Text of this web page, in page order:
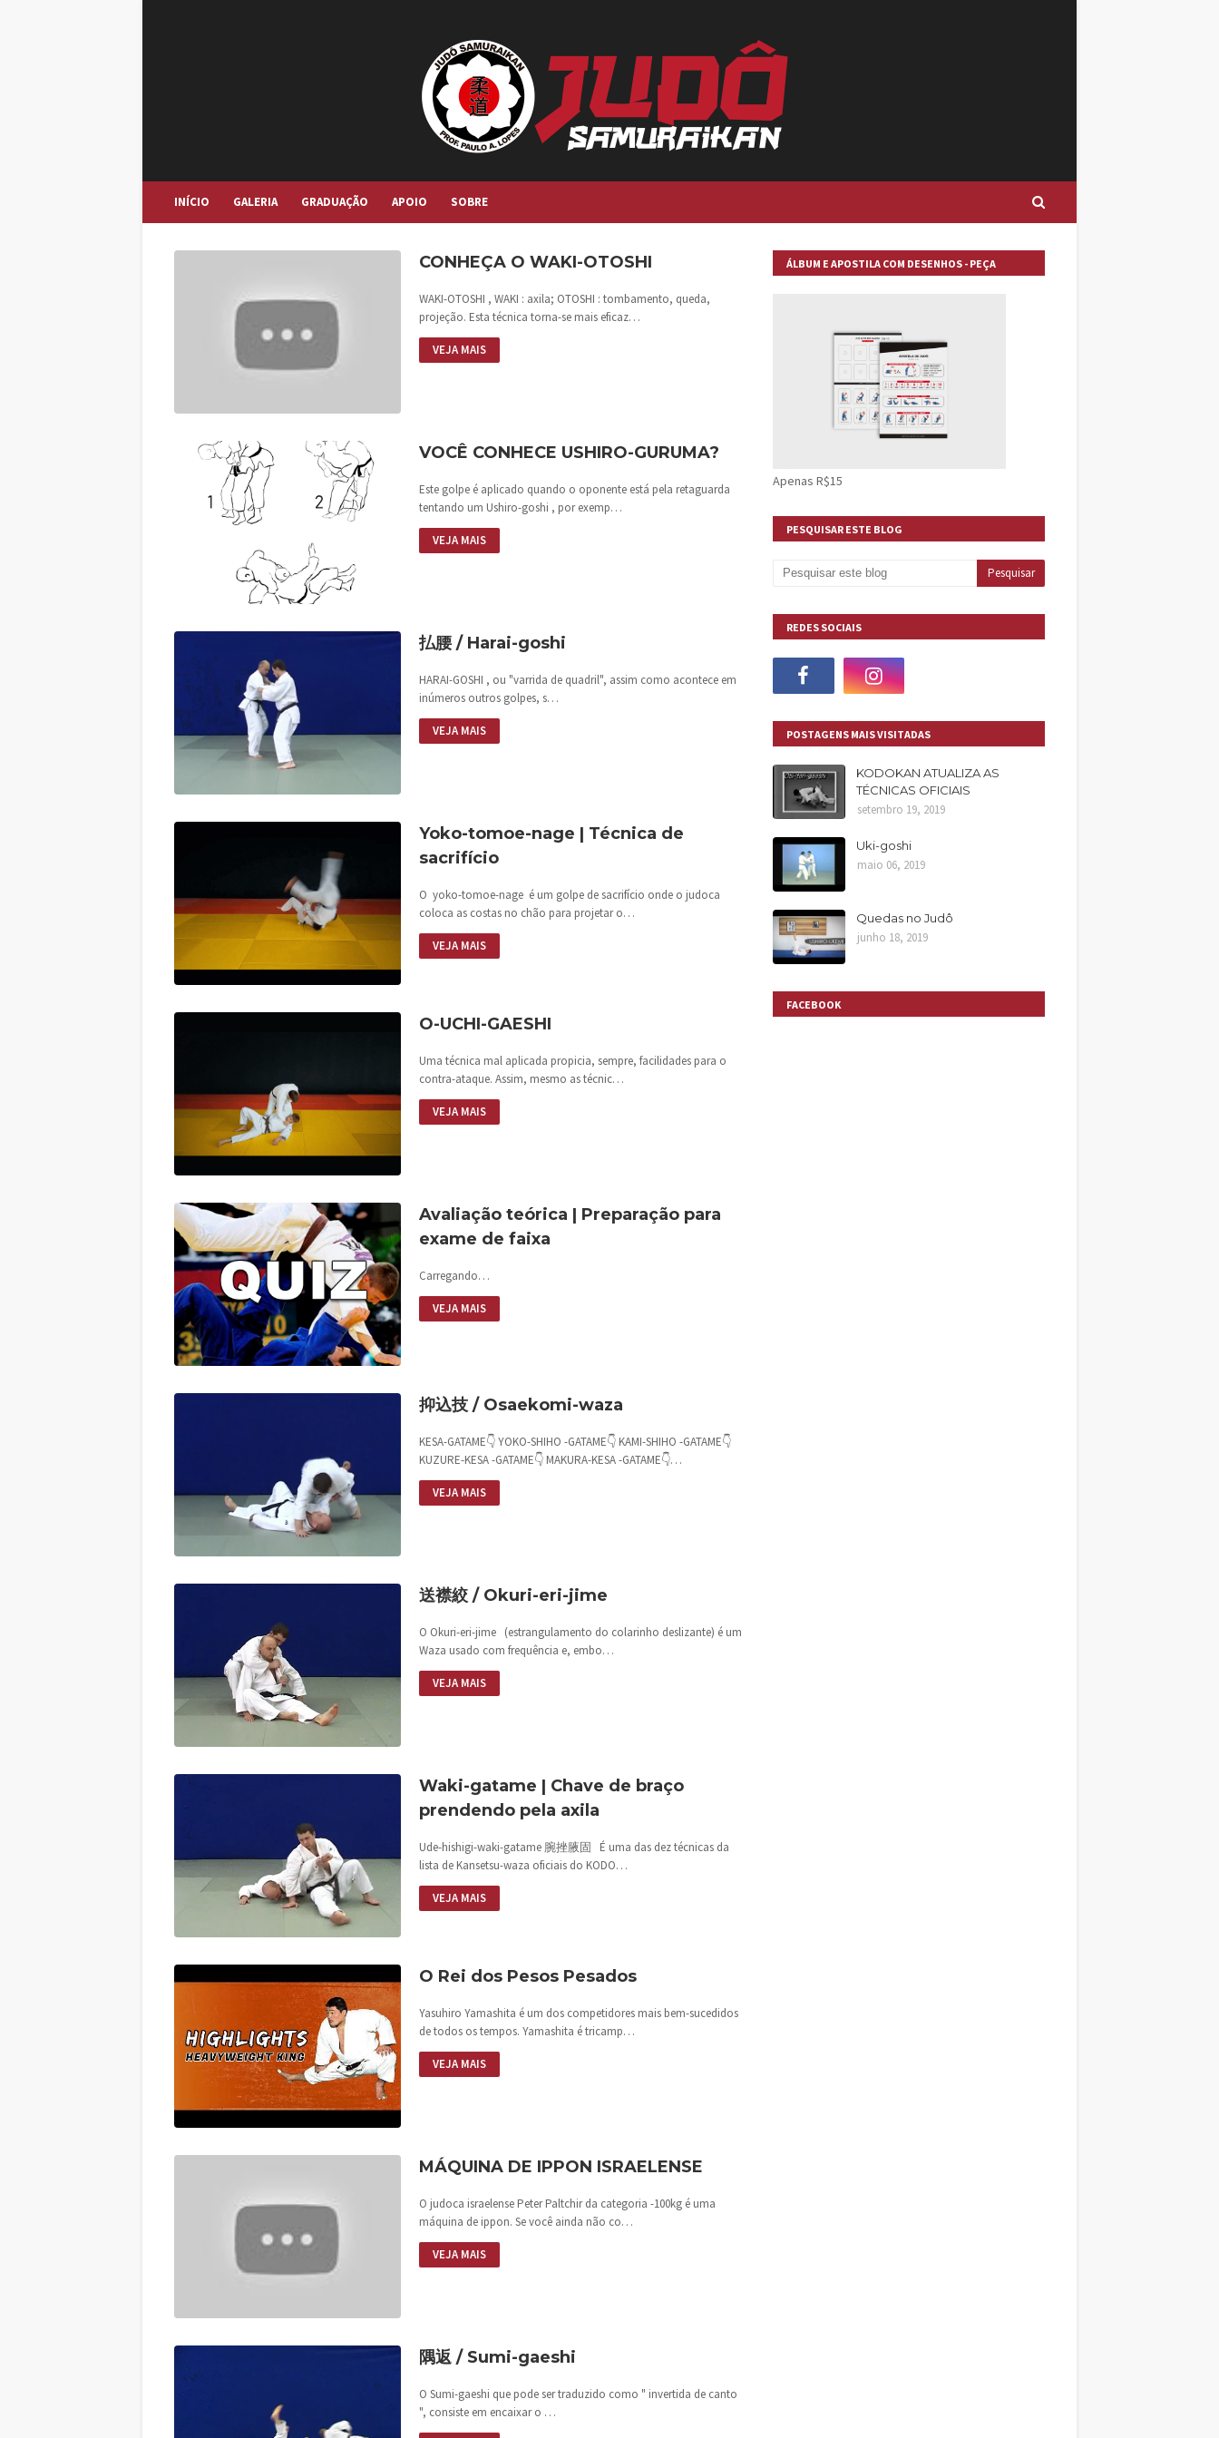
INÍCIO GALERIA GRADUAÇÃO APOIO SOBRE
CONHEÇA O WAKI-OTOSHI
WAKI-OTOSHI , WAKI : axila; OTOSHI : tombamento, queda,
projeção. Esta técnica torna-se mais eficaz…
VEJA MAIS
VOCÊ CONHECE USHIRO-GURUMA?
Este golpe é aplicado quando o oponente está pela retaguarda
tentando um Ushiro-goshi , por exemp…
VEJA MAIS
払腰 / Harai-goshi
HARAI-GOSHI , ou "varrida de quadril", assim como acontece em
inúmeros outros golpes, s…
VEJA MAIS
Yoko-tomoe-nage | Técnica de
sacrifício
O yoko-tomoe-nage é um golpe de sacrifício onde o judoca
coloca as costas no chão para projetar o…
VEJA MAIS
O-UCHI-GAESHI
Uma técnica mal aplicada propicia, sempre, facilidades para o
contra-ataque. Assim, mesmo as técnic…
VEJA MAIS
Avaliação teórica | Preparação para
exame de faixa
Carregando…
VEJA MAIS
抑込技 / Osaekomi-waza
KESA-GATAME👇 YOKO-SHIHO -GATAME👇 KAMI-SHIHO -GATAME👇
KUZURE-KESA -GATAME👇 MAKURA-KESA -GATAME👇…
VEJA MAIS
送襟絞 / Okuri-eri-jime
O Okuri-eri-jime (estrangulamento do colarinho deslizante) é um
Waza usado com frequência e, embo…
VEJA MAIS
Waki-gatame | Chave de braço
prendendo pela axila
Ude-hishigi-waki-gatame 腕挫腋固 É uma das dez técnicas da
lista de Kansetsu-waza oficiais do KODO…
VEJA MAIS
O Rei dos Pesos Pesados
Yasuhiro Yamashita é um dos competidores mais bem-sucedidos
de todos os tempos. Yamashita é tricamp…
VEJA MAIS
MÁQUINA DE IPPON ISRAELENSE
O judoca israelense Peter Paltchir da categoria -100kg é uma
máquina de ippon. Se você ainda não co…
VEJA MAIS
隅返 / Sumi-gaeshi
O Sumi-gaeshi que pode ser traduzido como " invertida de canto
", consiste em encaixar o …
ÁLBUM E APOSTILA COM DESENHOS - PEÇA
Apenas R$15
PESQUISAR ESTE BLOG
REDES SOCIAIS
POSTAGENS MAIS VISITADAS
KODOKAN ATUALIZA AS
TÉCNICAS OFICIAIS
setembro 19, 2019
Uki-goshi
maio 06, 2019
Quedas no Judô
junho 18, 2019
FACEBOOK